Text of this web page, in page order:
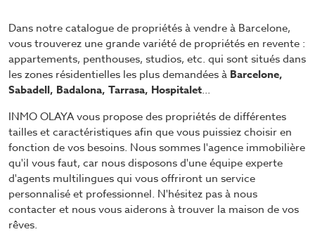
Dans notre catalogue de propriétés à vendre à Barcelone,
vous trouverez une grande variété de propriétés en revente :
appartements, penthouses, studios, etc. qui sont situés dans
les zones résidentielles les plus demandées à Barcelone,
Sabadell, Badalona, Tarrasa, Hospitalet...
INMO OLAYA vous propose des propriétés de différentes
tailles et caractéristiques afin que vous puissiez choisir en
fonction de vos besoins. Nous sommes l'agence immobilière
qu'il vous faut, car nous disposons d'une équipe experte
d'agents multilingues qui vous offriront un service
personnalisé et professionnel. N'hésitez pas à nous
contacter et nous vous aiderons à trouver la maison de vos
rêves.